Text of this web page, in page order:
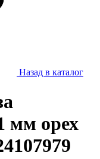
Назад в каталог
мм орех